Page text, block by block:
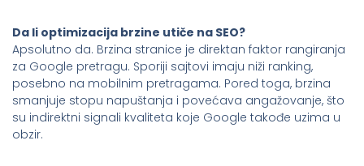
Da li optimizacija brzine utiče na SEO?
Apsolutno da. Brzina stranice je direktan faktor rangiranja
za Google pretragu. Sporiji sajtovi imaju niži ranking,
posebno na mobilnim pretragama. Pored toga, brzina
smanjuje stopu napuštanja i povećava angažovanje, što
su indirektni signali kvaliteta koje Google takođe uzima u
obzir.